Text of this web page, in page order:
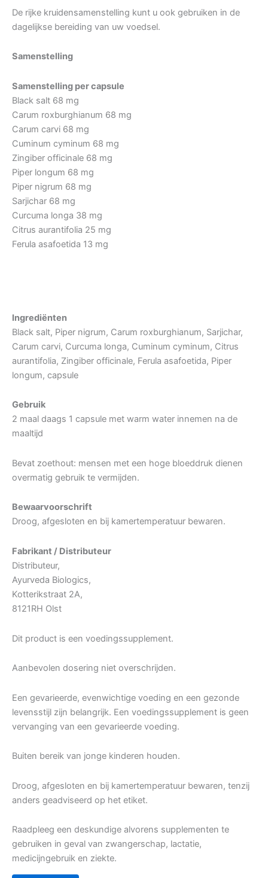
De rijke kruidensamenstelling kunt u ook gebruiken in de
dagelijkse bereiding van uw voedsel.
Samenstelling
Samenstelling per capsule
Black salt 68 mg
Carum roxburghianum 68 mg
Carum carvi 68 mg
Cuminum cyminum 68 mg
Zingiber officinale 68 mg
Piper longum 68 mg
Piper nigrum 68 mg
Sarjichar 68 mg
Curcuma longa 38 mg
Citrus aurantifolia 25 mg
Ferula asafoetida 13 mg
Ingrediënten
Black salt, Piper nigrum, Carum roxburghianum, Sarjichar,
Carum carvi, Curcuma longa, Cuminum cyminum, Citrus
aurantifolia, Zingiber officinale, Ferula asafoetida, Piper
longum, capsule
Gebruik
2 maal daags 1 capsule met warm water innemen na de
maaltijd
Bevat zoethout: mensen met een hoge bloeddruk dienen
overmatig gebruik te vermijden.
Bewaarvoorschrift
Droog, afgesloten en bij kamertemperatuur bewaren.
Fabrikant / Distributeur
Distributeur,
Ayurveda Biologics,
Kotterikstraat 2A,
8121RH Olst
Dit product is een voedingssupplement.
Aanbevolen dosering niet overschrijden.
Een gevarieerde, evenwichtige voeding en een gezonde
levensstijl zijn belangrijk. Een voedingssupplement is geen
vervanging van een gevarieerde voeding.
Buiten bereik van jonge kinderen houden.
Droog, afgesloten en bij kamertemperatuur bewaren, tenzij
anders geadviseerd op het etiket.
Raadpleeg een deskundige alvorens supplementen te
gebruiken in geval van zwangerschap, lactatie,
medicijngebruik en ziekte.